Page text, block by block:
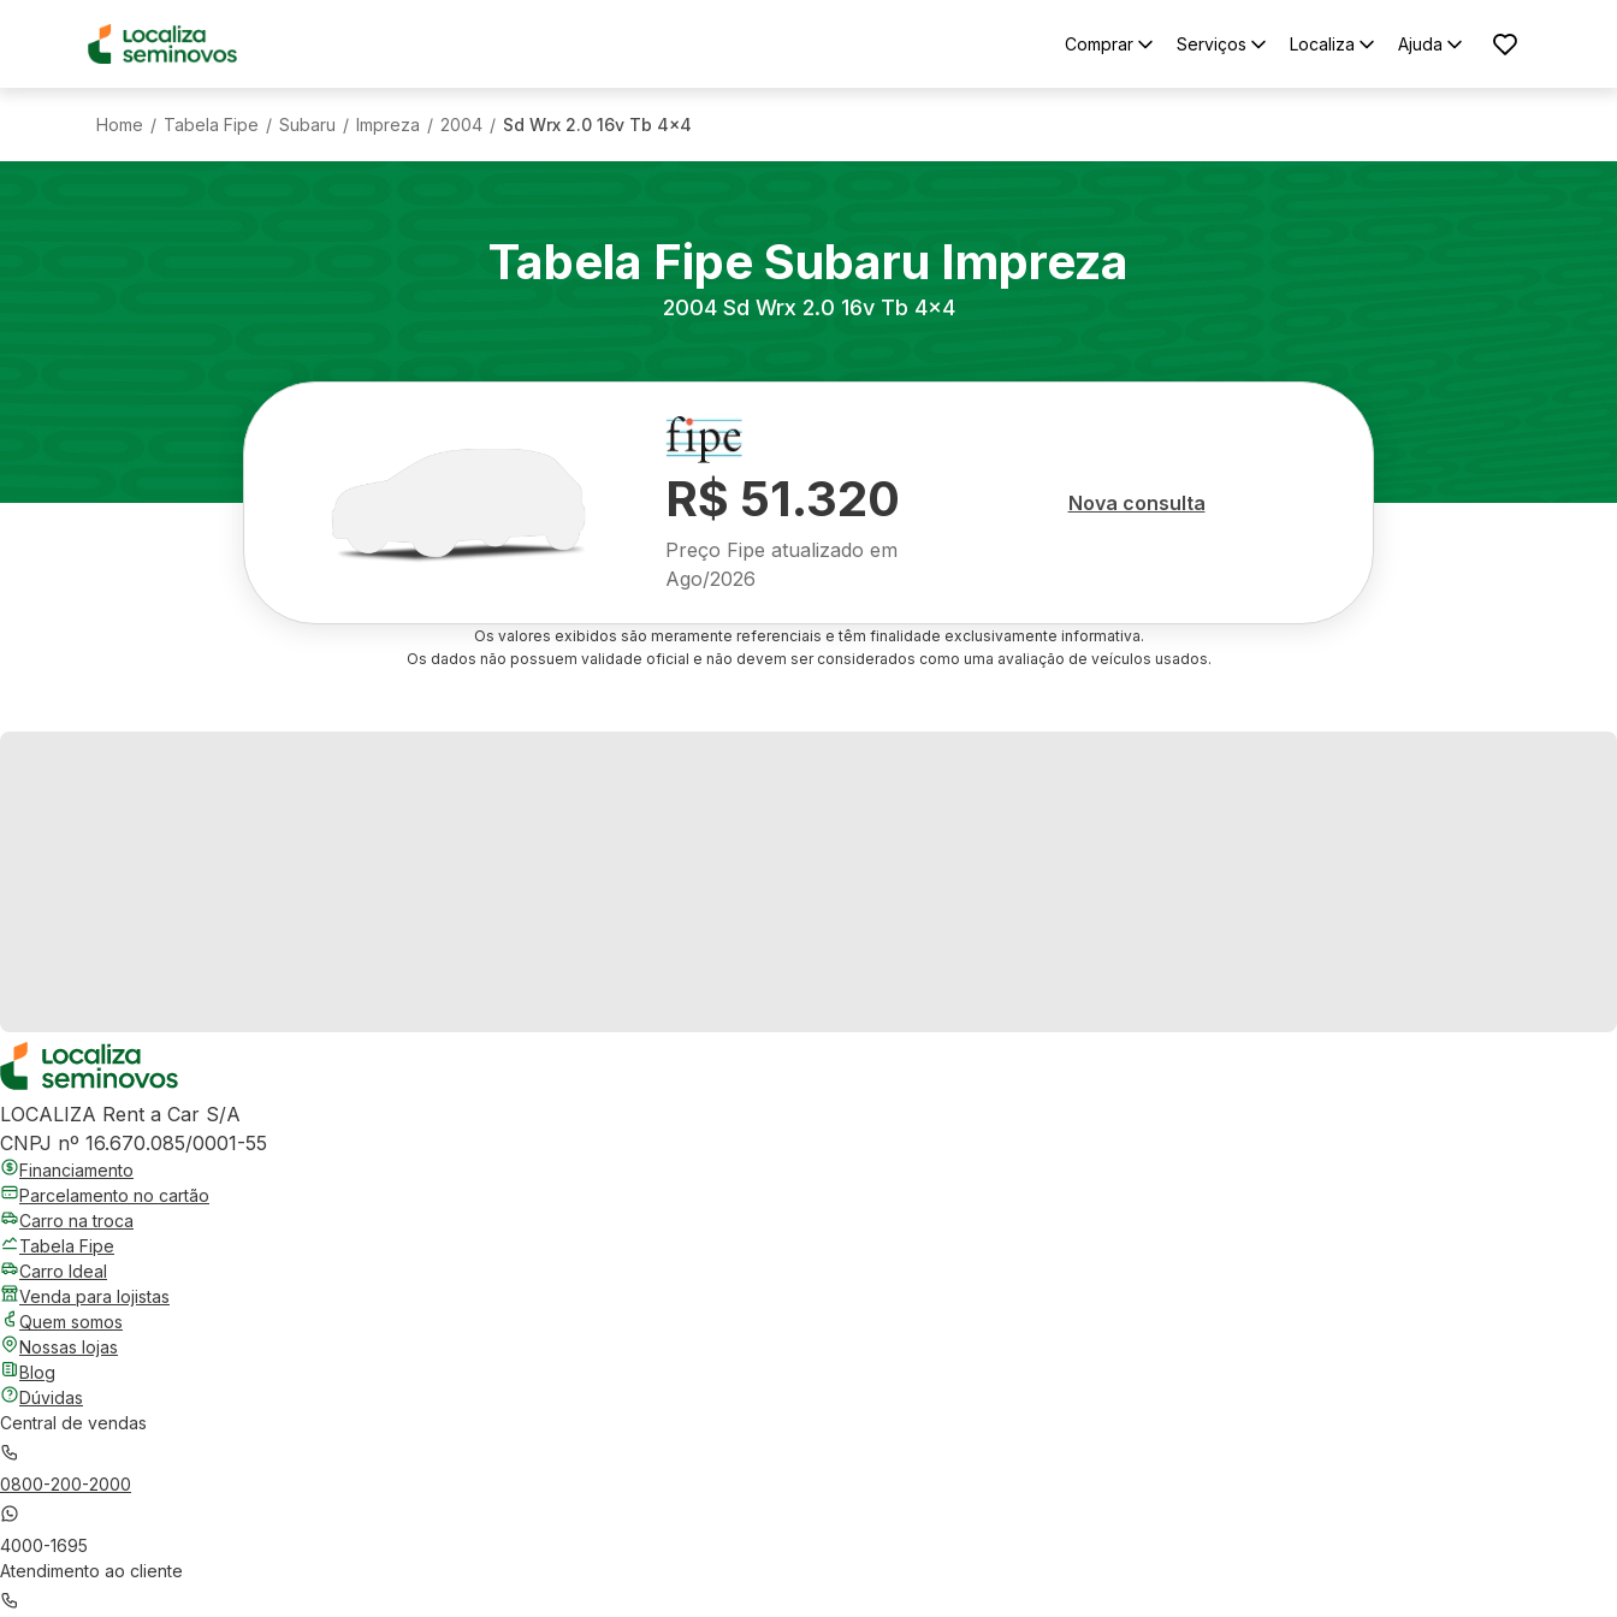
Comprar Serviços Localiza Ajuda
Home / Tabela Fipe / Subaru / Impreza / 2004 / Sd Wrx 2.0 16v Tb 4x4
Tabela Fipe Subaru Impreza
2004 Sd Wrx 2.0 16v Tb 4x4
R$ 51.320
Preço Fipe atualizado em
Ago/2026
Nova consulta
Os valores exibidos são meramente referenciais e têm finalidade exclusivamente informativa.
Os dados não possuem validade oficial e não devem ser considerados como uma avaliação de veículos usados.
LOCALIZA Rent a Car S/A
CNPJ nº 16.670.085/0001-55
Financiamento
Parcelamento no cartão
Carro na troca
Tabela Fipe
Carro Ideal
Venda para lojistas
Quem somos
Nossas lojas
Blog
Dúvidas
Central de vendas
0800-200-2000
4000-1695
Atendimento ao cliente